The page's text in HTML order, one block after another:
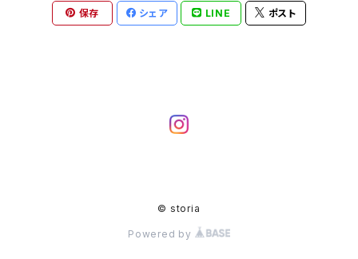
アイアゲート（天眼石）
保存 シェア LINE ポスト
© storia
Powered by